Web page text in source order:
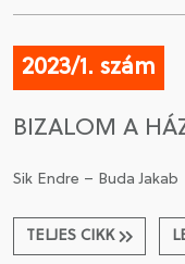
2023/1. szám
BIZALOM A
Sik Endre – Buda Jakab
TELJES CIKK